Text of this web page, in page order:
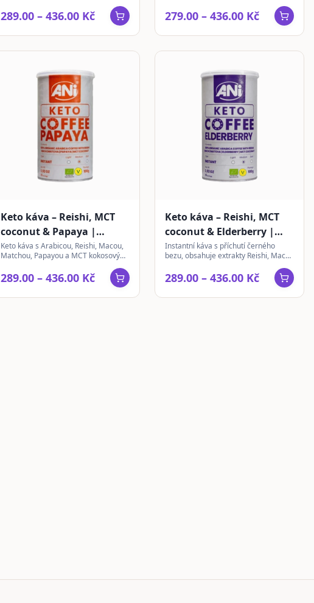
289.00 – 436.00 Kč 279.00 – 436.00 Kč
Keto káva – Reishi, MCT
coconut & Papaya |
instantní
Keto káva s Arabicou, Reishi, Macou,
Matchou, Papayou a MCT kokosovým
289.00 – 436.00 Kč
Keto káva – Reishi, MCT
coconut & Elderberry |
instantní
Instantní káva s příchutí černého
bezu, obsahuje extrakty Reishi, Maca,
stravování.
289.00 – 436.00 Kč